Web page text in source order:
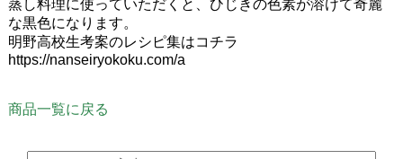
蒸し料理に使っていただくと、ひじきの色素が溶けて奇麗
な黒色になります。
明野高校生考案のレシピ集はコチラ
https://nanseiryokoku.com/a
商品一覧に戻る